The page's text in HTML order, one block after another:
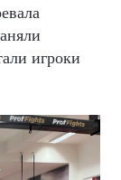
игроки